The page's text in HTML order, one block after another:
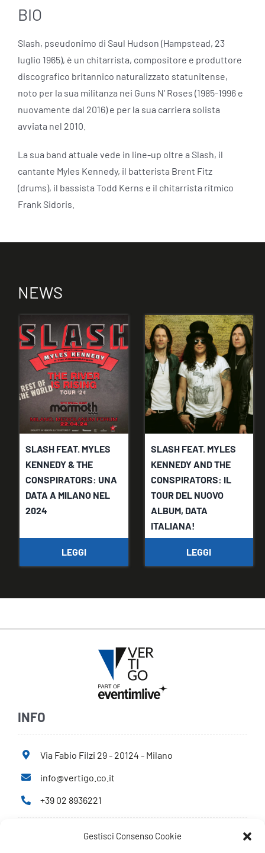
Gestisci Consenso Cookie
BIO
Slash, pseudonimo di Saul Hudson (Hampstead, 23
luglio 1965), è un chitarrista, compositore e produttore
discografico britannico naturalizzato statunitense,
noto per la sua militanza nei Guns N’ Roses (1985-1996 e
nuovamente dal 2016) e per la sua carriera solista
avviata nel 2010.
La sua band attuale vede in line-up oltre a Slash, il
cantante Myles Kennedy, il batterista Brent Fitz
(drums), il bassista Todd Kerns e il chitarrista ritmico
Frank Sidoris.
NEWS
SLASH FEAT. MYLES
KENNEDY & THE
CONSPIRATORS: UNA
DATA A MILANO NEL
2024
LEGGI
SLASH FEAT. MYLES
KENNEDY AND THE
CONSPIRATORS: IL
TOUR DEL NUOVO
ALBUM, DATA
ITALIANA!
LEGGI
INFO
Via Fabio Filzi 29 - 20124 - Milano
info@vertigo.co.it
+39 02 8936221
Privacy Policy